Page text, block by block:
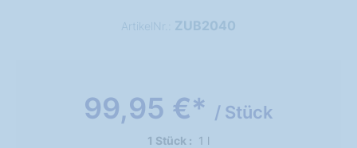
ArtikelNr.: ZUB2040
99,95 €* / Stück
1 Stück 1 l